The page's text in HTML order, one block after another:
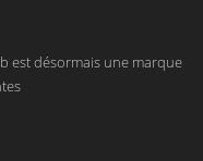
est désormais une marque